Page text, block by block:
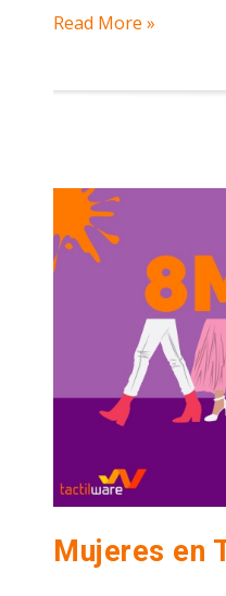
Read More »
Mujeres en